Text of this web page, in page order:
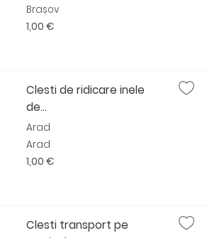
Brașov
1,00 €
Clesti de ridicare inele
de...
Arad
Arad
1,00 €
Clesti transport pe